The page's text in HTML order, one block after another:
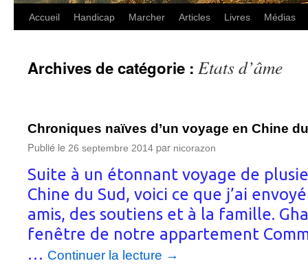
Accueil Handicap Marcher Articles Livres Médias
Archives de catégorie : Etats d’âme
Chroniques naïves d’un voyage en Chine
Publié le 26 septembre 2014 par nicorazon
Suite à un étonnant voyage de
Chine du Sud, voici ce que j’ai
amis, des soutiens et à la famille.
fenêtre de notre appartement
… Continuer la lecture →